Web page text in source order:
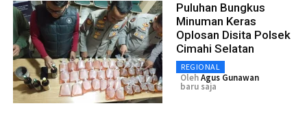
Puluhan Bungkus
Minuman Keras
Oplosan Disita Polsek
Cimahi Selatan
REGIONAL
OlehAgus Gunawan
baru saja